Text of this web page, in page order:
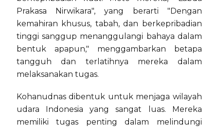
Prakasa Nirwikara", yang berarti "Dengan
kemahiran khusus, tabah, dan berkepribadian
tinggi sanggup menanggulangi bahaya dalam
bentuk apapun," menggambarkan betapa
tangguh dan terlatihnya mereka dalam
melaksanakan tugas.
Kohanudnas dibentuk untuk menjaga wilayah
udara Indonesia yang sangat luas. Mereka
memiliki tugas penting dalam melindungi